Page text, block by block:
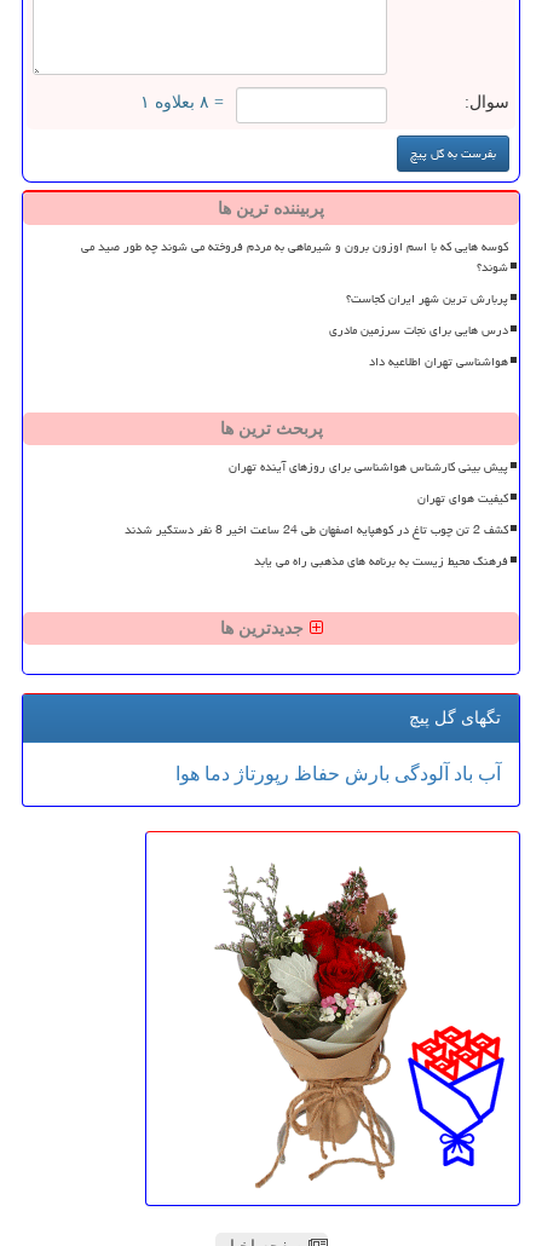
سوال: = ۸ بعلاوه ۱
پربیننده ترین ها
کوسه هایی که با اسم اوزون برون و شیرماهی به مردم فروخته می شوند چه طور صید می
شوند؟
پربارش ترین شهر ایران کجاست؟
درس هایی برای نجات سرزمین مادری
هواشناسی تهران اطلاعیه داد
پربحث ترین ها
پیش بینی کارشناس هواشناسی برای روزهای آینده تهران
کیفیت هوای تهران
کشف 2 تن چوب تاغ در کوهپایه اصفهان طی 24 ساعت اخیر 8 نفر دستگیر شدند
فرهنگ محیط زیست به برنامه های مذهبی راه می یابد
جدیدترین ها
تگهای گل پیچ
آب باد آلودگی بارش حفاظ رپورتاژ دما هوا